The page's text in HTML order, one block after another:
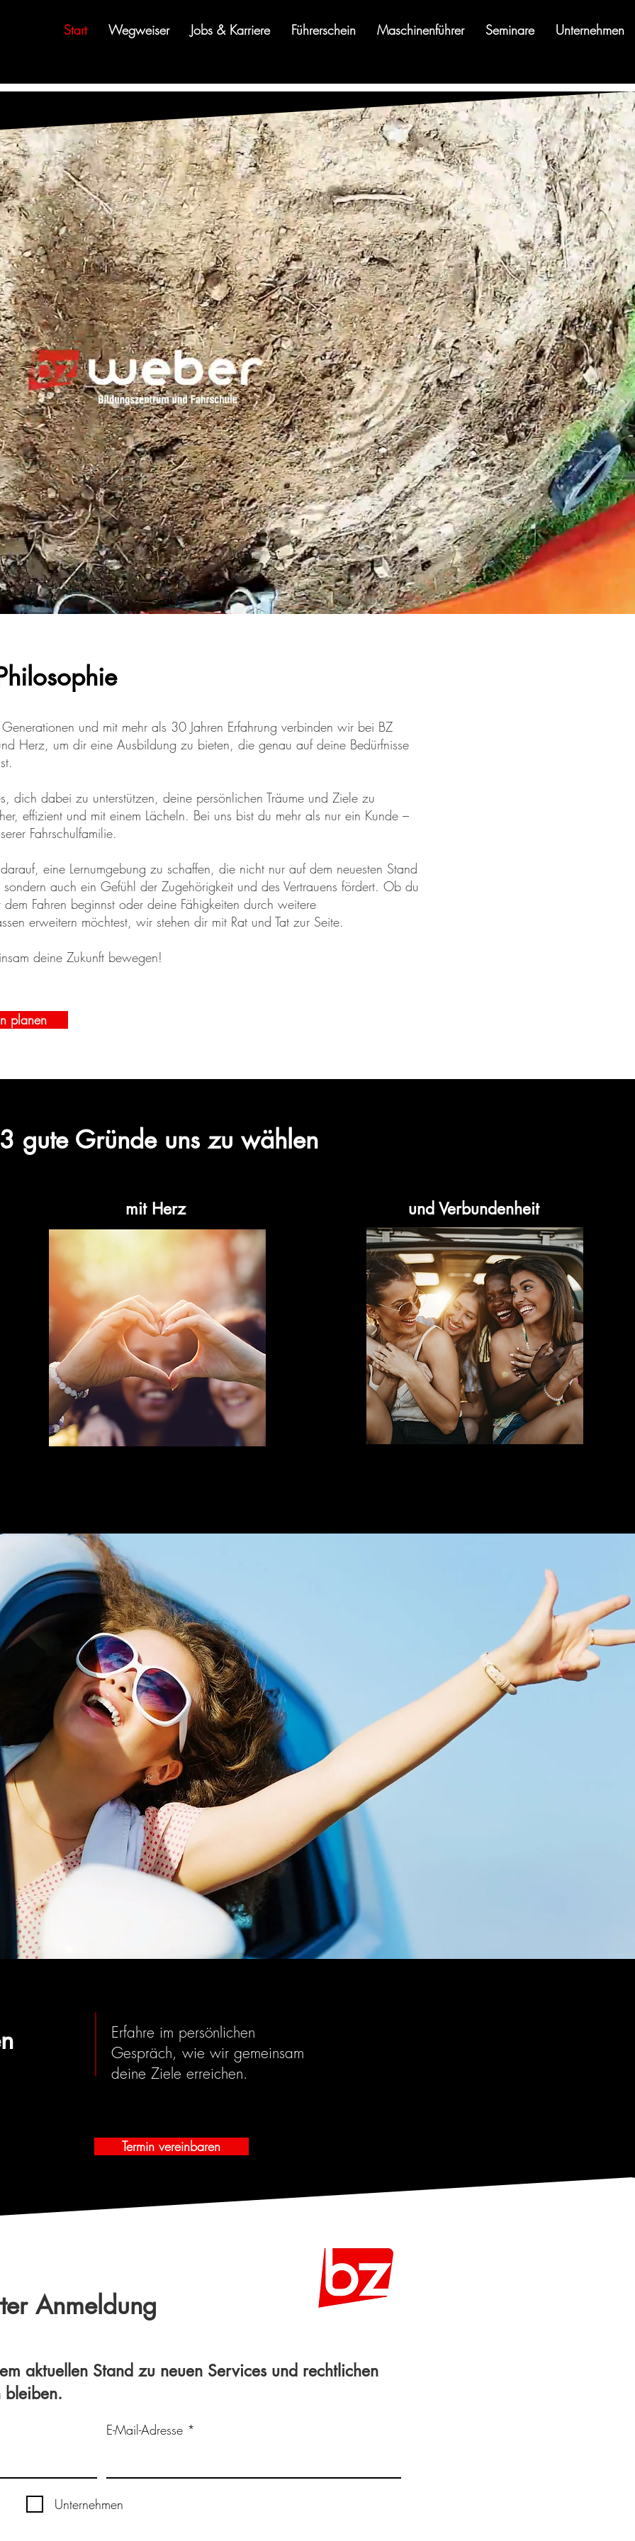
Start Wegweiser Jobs & Karriere Führerschein Maschinenführer Seminare Unternehmen
und mit mehr als 30 Jahren Erfahrung verbinden wir bei BZ
Herz, um dir eine Ausbildung zu bieten, die genau auf deine Bedürfnisse
dich dabei zu unterstützen, deine persönlichen Träume und Ziele zu
effizient und mit einem Lächeln. Bei uns bist du mehr als nur ein Kunde –
Fahrschulfamilie.
eine Lernumgebung zu schaffen, die nicht nur auf dem neuesten Stand
sondern auch ein Gefühl der Zugehörigkeit und des Vertrauens fördert. Ob du
Fahren beginnst oder deine Fähigkeiten durch weitere
erweitern möchtest, wir stehen dir mit Rat und Tat zur Seite.
deine Zukunft bewegen!
planen
3 gute Gründe uns zu wählen
mit Herz und Verbundenheit
Erfahre im persönlichen
Gespräch, wie wir gemeinsam
deine Ziele erreichen.
Termin vereinbaren
Anmeldung
aktuellen Stand zu neuen Services und rechtlichen
bleiben.
E-Mail-Adresse
Unternehmen